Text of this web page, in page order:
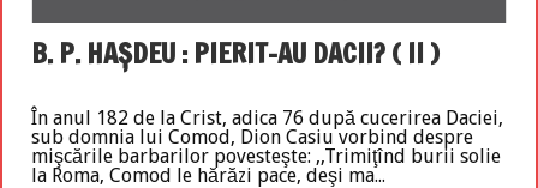
B. P. HAŞDEU : PIERIT-AU DACII? ( II )
În anul 182 de la Crist, adica 76 după cucerirea Daciei,
sub domnia lui Comod, Dion Casiu vorbind despre
mişcările barbarilor povesteşte: ,,Trimiţînd burii solie
la Roma, Comod le hărăzi pace, deşi ma...